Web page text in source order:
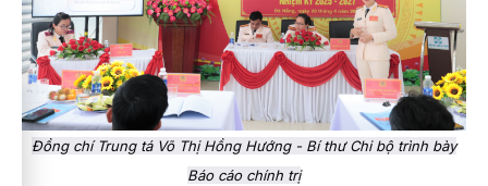
Đồng chí Trung tá Võ Thị Hồng Hướng - Bí thư Chi bộ trình bày
Báo cáo chính trị